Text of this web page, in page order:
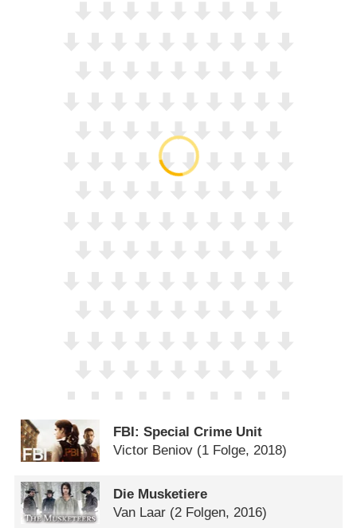
FBI: Special Crime Unit
Victor Beniov (1 Folge, 2018)
Die Musketiere
Van Laar (2 Folgen, 2016)